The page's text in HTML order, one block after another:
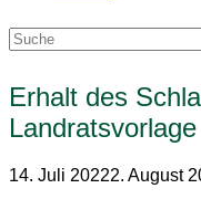
Erhalt des
Landratsvorlage
14. Juli 20222. August